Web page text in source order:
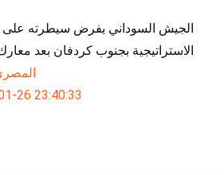
الجيش السوداني يفرض سيطرته على
الاستراتيجية بجنوب كردفان بعد
26 23:40:33